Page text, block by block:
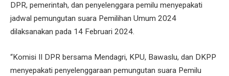
DPR, pemerintah, dan penyelenggara pemilu menyepakati
jadwal pemungutan suara Pemilihan Umum 2024
dilaksanakan pada 14 Februari 2024.
“Komisi II DPR bersama Mendagri, KPU, Bawaslu, dan DKPP
menyepakati penyelenggaraan pemungutan suara Pemilu